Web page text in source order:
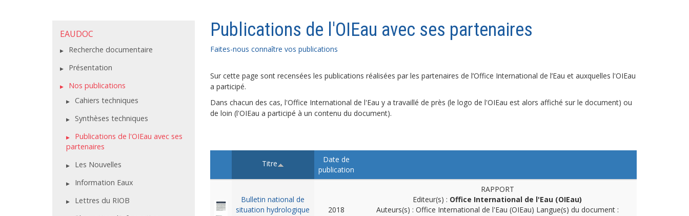
EAUDOC
Recherche documentaire
Présentation
Nos publications
Cahiers techniques
Synthèses techniques
Publications de l'OIEau avec ses
partenaires
Les Nouvelles
Information Eaux
Lettres du RIOB
Publications de l'OIEau avec ses partenaires
Faites-nous connaître vos publications
Sur cette page sont recensées les publications réalisées par les partenaires de l’Office International de l’Eau et auxquelles l'OIEau
a participé.
Dans chacun des cas, l'Office International de l'Eau y a travaillé de près (le logo de l'OIEau est alors affiché sur le document) ou
de loin (l'OIEau a participé à un contenu du document).
Titre
Date de
publication
Bulletin national de
situation hydrologique
2018
RAPPORT
Editeur(s) : Office International de l'Eau (OIEau)
Auteurs(s) : Office International de l'Eau (OIEau) Langue(s) du document :